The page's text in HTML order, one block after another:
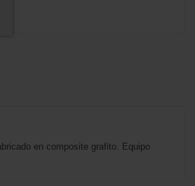
en composite grafito. Equipo